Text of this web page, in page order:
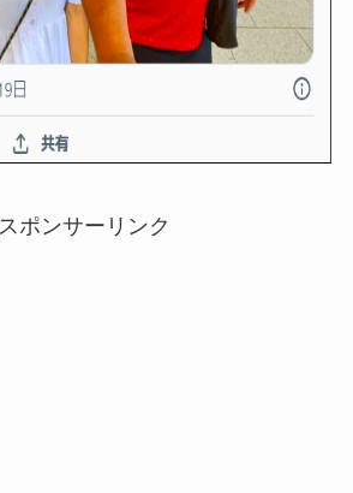
スポンサーリンク